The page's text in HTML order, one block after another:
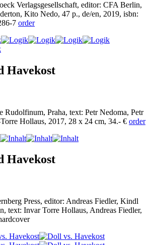
Verlagsgesellschaft, editor: CFA Berlin,
Kito Nedo, 47 p., de/en, 2019, isbn:
-7 order
Havekost
Rudolfinum, Praha, text: Petr Nedoma, Petr
Hollaus, 2017, 28 x 24 cm, 34.- € order
Havekost
Press, editor: Andreas Fiedler, Kindl
text: Invar Torre Hollaus, Andreas Fiedler,